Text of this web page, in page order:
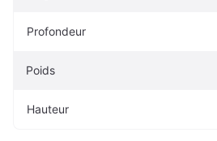
Profondeur
Poids
Hauteur